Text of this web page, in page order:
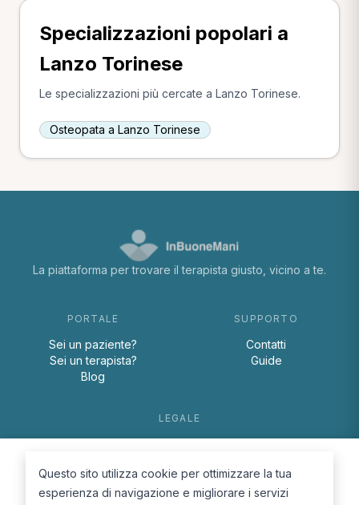
Specializzazioni popolari a
Lanzo Torinese
Le specializzazioni più cercate a Lanzo Torinese.
Osteopata a Lanzo Torinese
La piattaforma per trovare il terapista giusto, vicino a te.
PORTALE
Sei un paziente?
Sei un terapista?
Blog
SUPPORTO
Contatti
Guide
LEGALE
Cookie Policy
Questo sito utilizza cookie per ottimizzare la tua
esperienza di navigazione e migliorare i servizi